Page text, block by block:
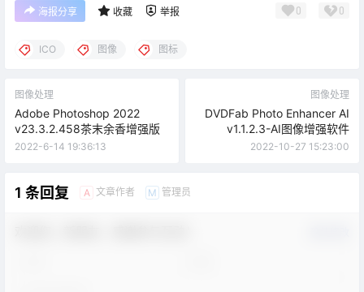
海报分享 收藏 举报 0 0
ICO 图像 图标
图像处理
Adobe Photoshop 2022
v23.3.2.458茶末余香增强版
2022-6-14 19:36:13
图像处理
DVDFab Photo Enhancer AI
v1.1.2.3-AI图像增强软件
2022-10-27 15:23:00
1 条回复 A 文章作者 M 管理员